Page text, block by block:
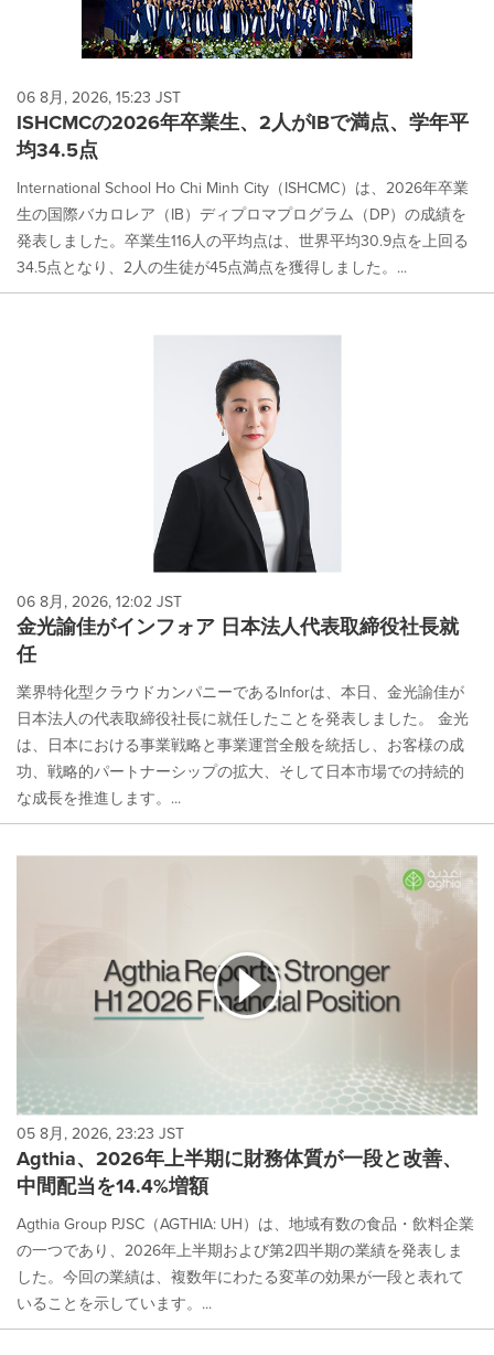
06 8月, 2026, 15:23 JST
ISHCMCの2026年卒業生、2人がIBで満点、学年平
均34.5点
International School Ho Chi Minh City（ISHCMC）は、2026年卒業
生の国際バカロレア（IB）ディプロマプログラム（DP）の成績を
発表しました。卒業生116人の平均点は、世界平均30.9点を上回る
34.5点となり、2人の生徒が45点満点を獲得しました。...
06 8月, 2026, 12:02 JST
金光諭佳がインフォア 日本法人代表取締役社長就
任
業界特化型クラウドカンパニーであるInforは、本日、金光諭佳が
日本法人の代表取締役社長に就任したことを発表しました。 金光
は、日本における事業戦略と事業運営全般を統括し、お客様の成
功、戦略的パートナーシップの拡大、そして日本市場での持続的
な成長を推進します。...
05 8月, 2026, 23:23 JST
Agthia、2026年上半期に財務体質が一段と改善、
中間配当を14.4%増額
Agthia Group PJSC（AGTHIA: UH）は、地域有数の食品・飲料企業
の一つであり、2026年上半期および第2四半期の業績を発表しま
した。今回の業績は、複数年にわたる変革の効果が一段と表れて
いることを示しています。...